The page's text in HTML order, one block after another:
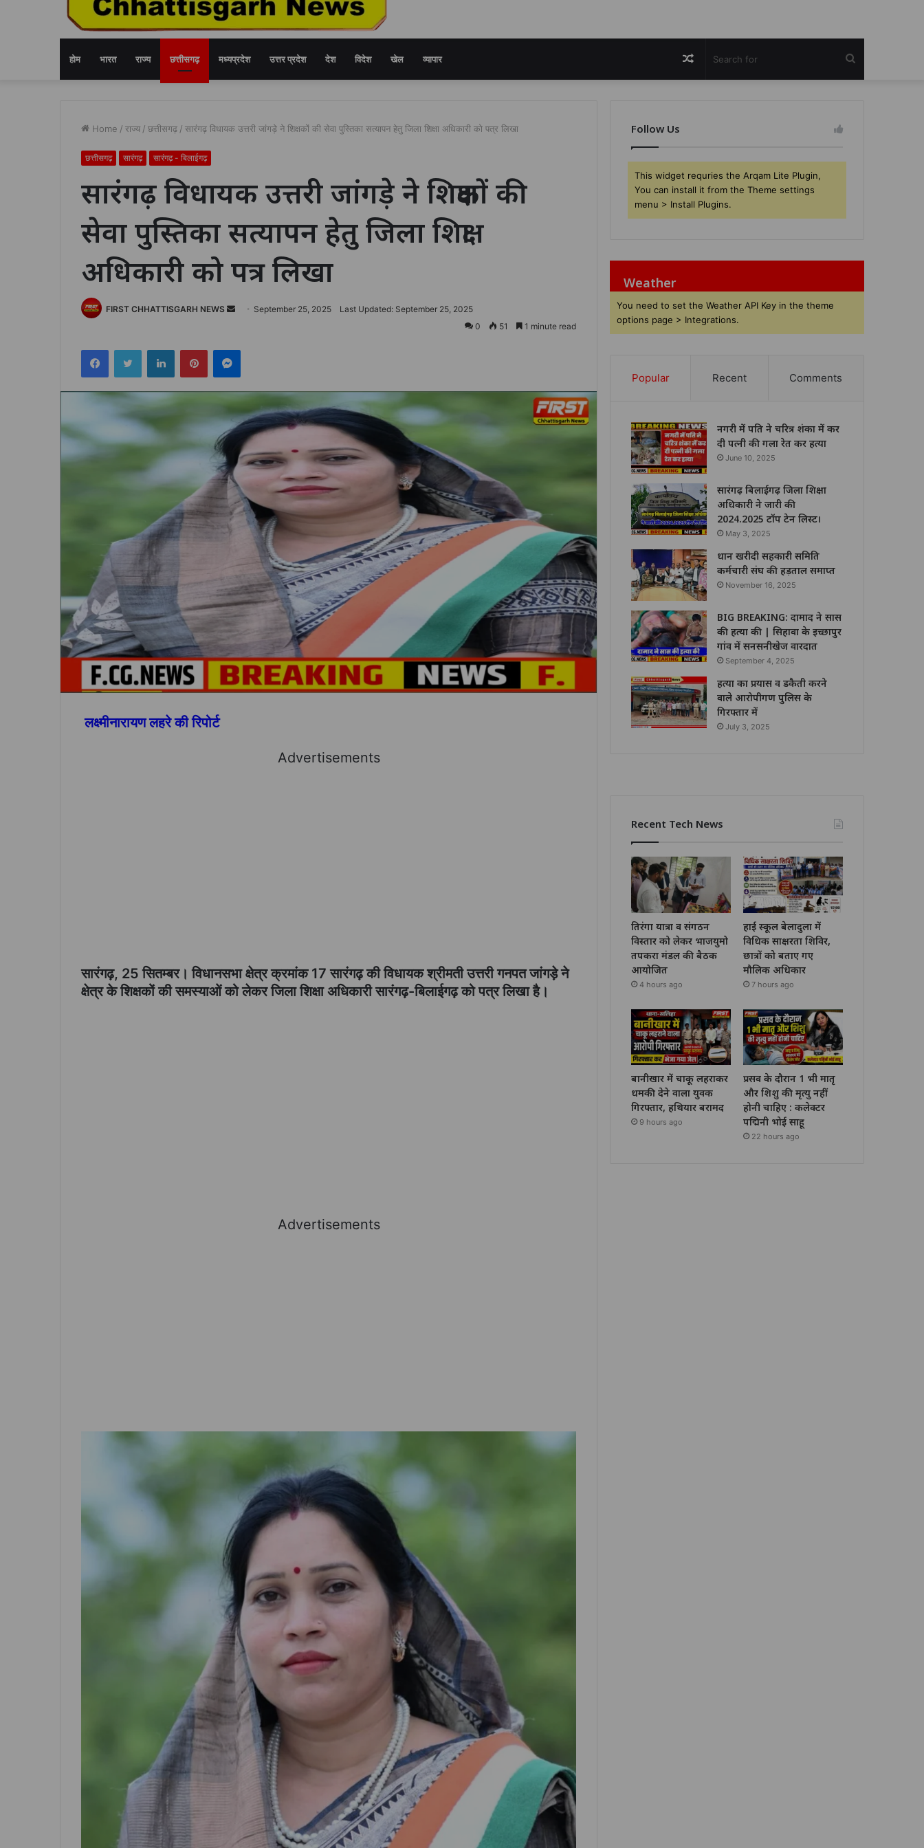
होम भारत राज्य छत्तीसगढ़ मध्यप्रदेश उत्तर प्रदेश देश विदेश खेल व्यापार Random
Home / राज्य / छत्तीसगढ़ / सारंगढ़ विधायक उत्तरी जांगड़े ने शिक्षकों की सेवा पुस्तिका सत्यापन हेतु जिला शिक्षा अधिकारी को पत्र लिखा
छत्तीसगढ़ सारंगढ़ सारंगढ़ - बिलाईगढ़
सारंगढ़ विधायक उत्तरी जांगड़े ने शिक्षकों की
सेवा पुस्तिका सत्यापन हेतु जिला शिक्षा
अधिकारी को पत्र लिखा
FIRST CHHATTISGARH NEWS
Send September 25, 2025
Last Updated: September 25, 2025
0
51 1 minute read
FacebookTwitter LinkedInPinterestMessenger
लक्ष्मीनारायण लहरे की रिपोर्ट
Advertisements
सारंगढ़, 25 सितम्बर। विधानसभा क्षेत्र क्रमांक 17 सारंगढ़ की विधायक श्रीमती उत्तरी गनपत जांगड़े ने
क्षेत्र के शिक्षकों की समस्याओं को लेकर जिला शिक्षा अधिकारी सारंगढ़-बिलाईगढ़ को पत्र लिखा है।
Advertisements
Follow Us
This widget requries the Arqam Lite Plugin,
You can install it from the Theme settings
menu > Install Plugins.
Weather
You need to set the Weather API Key in the theme
options page > Integrations.
Popular Recent Comments
नगरी में पति ने चरित्र शंका में कर
दी पत्नी की गला रेत कर हत्या
June 10, 2025
सारंगढ़ बिलाईगढ़ जिला शिक्षा
अधिकारी ने जारी की
2024.2025 टॉप टेन लिस्ट।
May 3, 2025
धान खरीदी सहकारी समिति
कर्मचारी संघ की हड़ताल समाप्त
November 16, 2025
BIG BREAKING: दामाद ने सास
की हत्या की | सिहावा के इच्छापुर
गांव में सनसनीखेज वारदात
September 4, 2025
हत्या का प्रयास व डकैती करने
वाले आरोपीगण पुलिस के
गिरफ्तार में
July 3, 2025
Recent Tech News
तिरंगा यात्रा व संगठन
विस्तार को लेकर भाजयुमो
तपकरा मंडल की बैठक
आयोजित
4 hours ago
हाई स्कूल बेलादुला में
विधिक साक्षरता शिविर,
छात्रों को बताए गए
मौलिक अधिकार
7 hours ago
बानीखार में चाकू लहराकर
धमकी देने वाला युवक
गिरफ्तार, हथियार बरामद
9 hours ago
प्रसव के दौरान 1 भी मातृ
और शिशु की मृत्यु नहीं
होनी चाहिए : कलेक्टर
पद्मिनी भोई साहू
22 hours ago